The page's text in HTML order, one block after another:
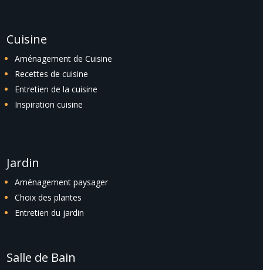
Cuisine
Aménagement de Cuisine
Recettes de cuisine
Entretien de la cuisine
Inspiration cuisine
Jardin
Aménagement paysager
Choix des plantes
Entretien du jardin
Salle de Bain